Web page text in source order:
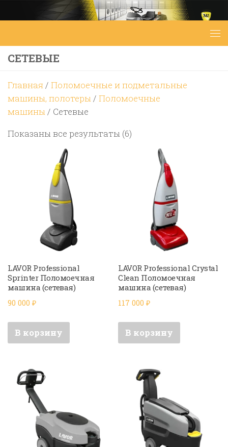
Перейти к содержимому
СЕТЕВЫЕ
Главная/ Поломоечные и подметальные
машины, полотеры/ Поломоечные
машины/ Сетевые
Показаны все результаты (6)
возрастанию
LAVOR Professional
Sprinter Поломоечная
машина (сетевая)
90 000 ₽
В корзину
LAVOR Professional Crystal
Clean Поломоечная
машина (сетевая)
117 000₽
В корзину